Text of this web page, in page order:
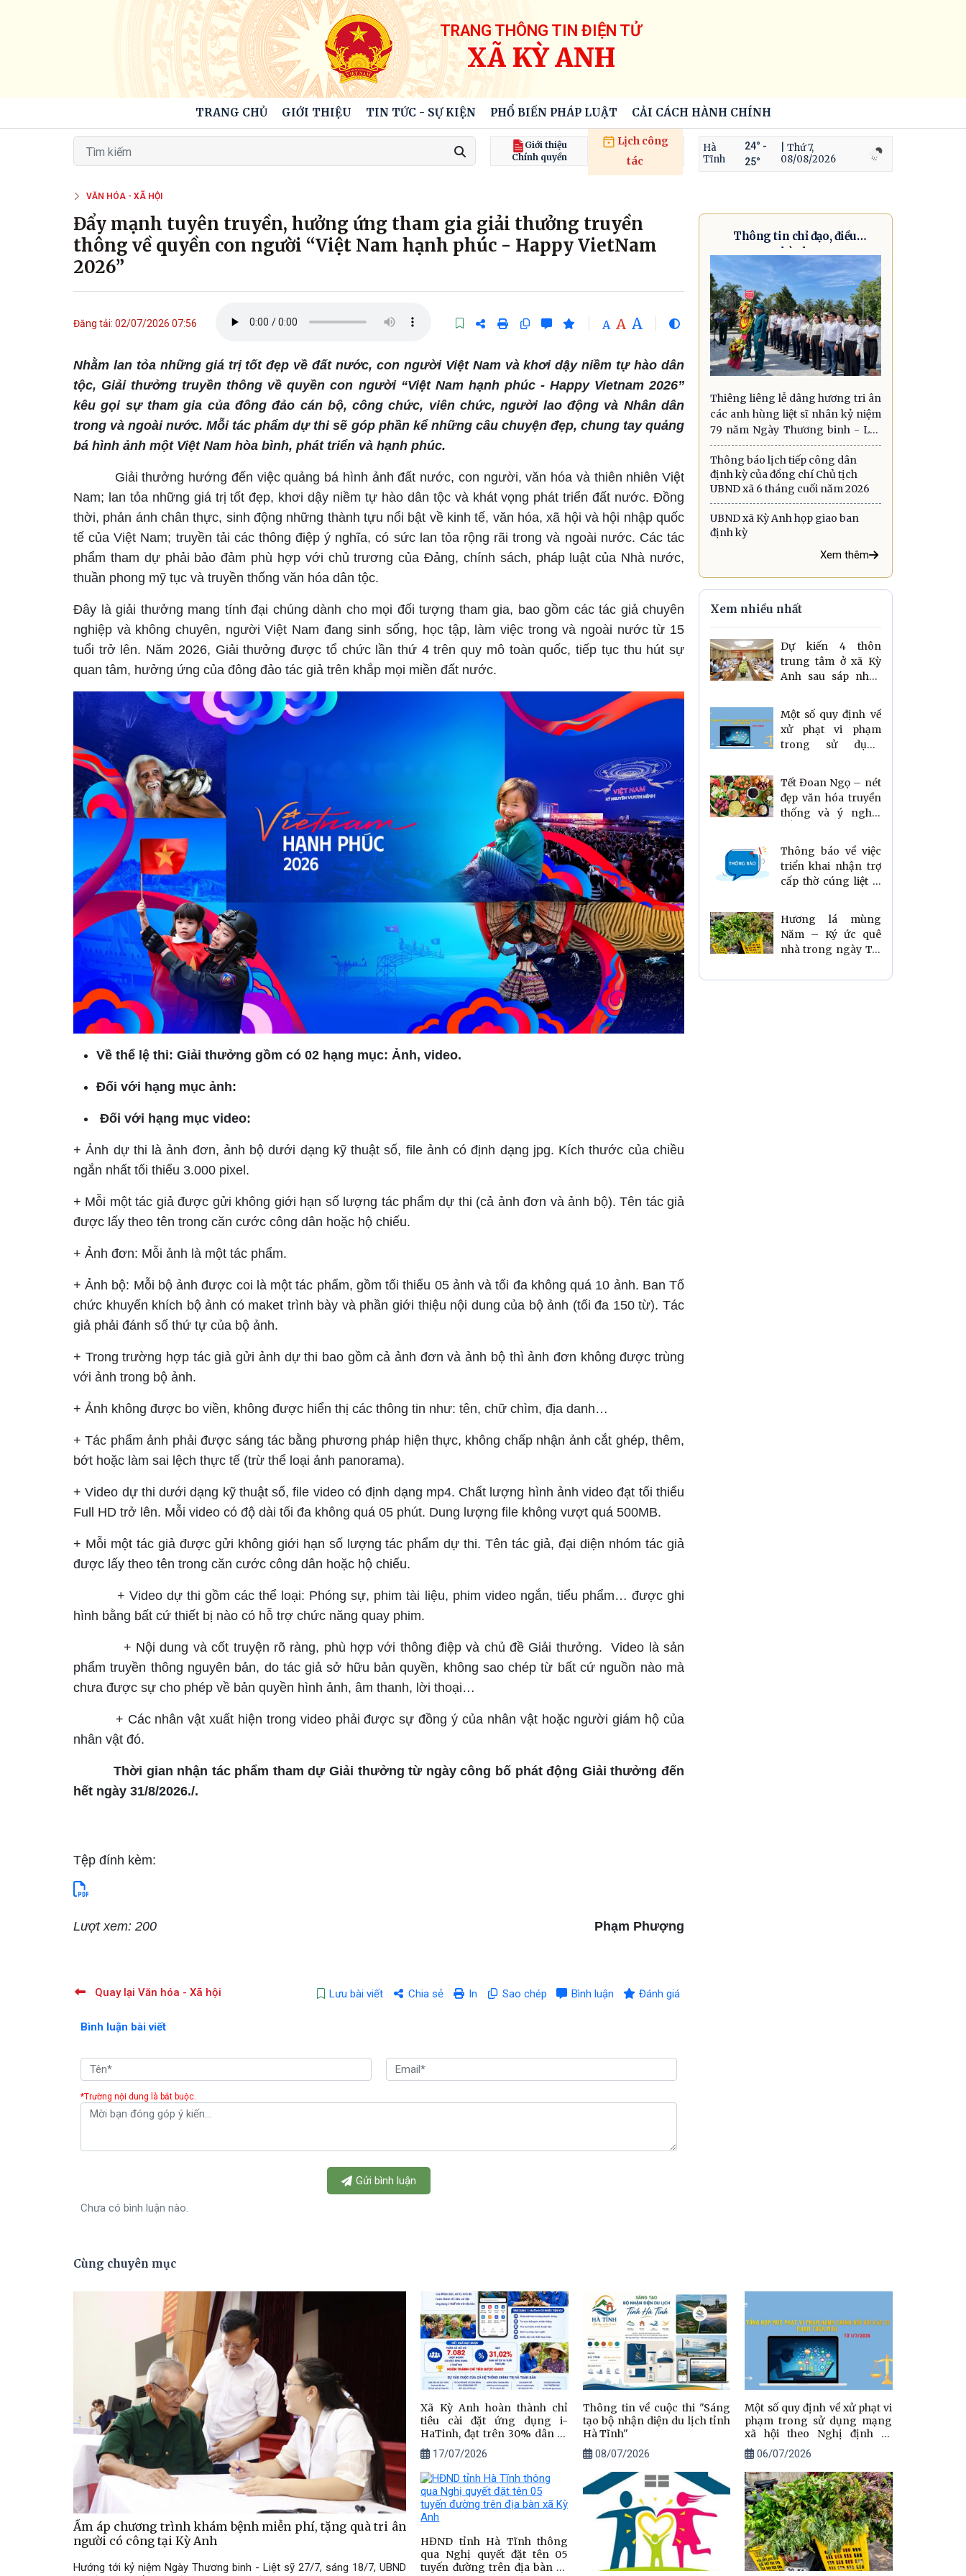
TRANG THÔNG TIN ĐIỆN TỬ
XÃ KỲ ANH
TRANG CHỦ GIỚI THIỆU TIN TỨC - SỰ KIỆN PHỔ BIẾN PHÁP LUẬT CẢI CÁCH HÀNH CHÍNH
Giới thiệu
Chính quyền
Lịch công
tác
Hà
Tĩnh
24° -
25°
| Thứ 7,
08/08/2026
VĂN HÓA - XÃ HỘI
Đẩy mạnh tuyên truyền, hưởng ứng tham gia giải thưởng truyền
thông về quyền con người “Việt Nam hạnh phúc - Happy VietNam
2026”
Đăng tải: 02/07/2026 07:56 A A A
Nhằm lan tỏa những giá trị tốt đẹp về đất nước, con người Việt Nam và khơi dậy niềm tự hào dân
tộc, Giải thưởng truyền thông về quyền con người “Việt Nam hạnh phúc - Happy Vietnam 2026”
kêu gọi sự tham gia của đông đảo cán bộ, công chức, viên chức, người lao động và Nhân dân
trong và ngoài nước. Mỗi tác phẩm dự thi sẽ góp phần kể những câu chuyện đẹp, chung tay quảng
bá hình ảnh một Việt Nam hòa bình, phát triển và hạnh phúc.
Giải thưởng hướng đến việc quảng bá hình ảnh đất nước, con người, văn hóa và thiên nhiên Việt
Nam; lan tỏa những giá trị tốt đẹp, khơi dậy niềm tự hào dân tộc và khát vọng phát triển đất nước. Đồng
thời, phản ánh chân thực, sinh động những thành tựu nổi bật về kinh tế, văn hóa, xã hội và hội nhập quốc
tế của Việt Nam; truyền tải các thông điệp ý nghĩa, có sức lan tỏa rộng rãi trong và ngoài nước. Các tác
phẩm tham dự phải bảo đảm phù hợp với chủ trương của Đảng, chính sách, pháp luật của Nhà nước,
thuần phong mỹ tục và truyền thống văn hóa dân tộc.
Đây là giải thưởng mang tính đại chúng dành cho mọi đối tượng tham gia, bao gồm các tác giả chuyên
nghiệp và không chuyên, người Việt Nam đang sinh sống, học tập, làm việc trong và ngoài nước từ 15
tuổi trở lên. Năm 2026, Giải thưởng được tổ chức lần thứ 4 trên quy mô toàn quốc, tiếp tục thu hút sự
quan tâm, hưởng ứng của đông đảo tác giả trên khắp mọi miền đất nước.
Về thể lệ thi: Giải thưởng gồm có 02 hạng mục: Ảnh, video.
Đối với hạng mục ảnh:
Đối với hạng mục video:
+ Ảnh dự thi là ảnh đơn, ảnh bộ dưới dạng kỹ thuật số, file ảnh có định dạng jpg. Kích thước của chiều
ngắn nhất tối thiểu 3.000 pixel.
+ Mỗi một tác giả được gửi không giới hạn số lượng tác phẩm dự thi (cả ảnh đơn và ảnh bộ). Tên tác giả
được lấy theo tên trong căn cước công dân hoặc hộ chiếu.
+ Ảnh đơn: Mỗi ảnh là một tác phẩm.
+ Ảnh bộ: Mỗi bộ ảnh được coi là một tác phẩm, gồm tối thiểu 05 ảnh và tối đa không quá 10 ảnh. Ban Tổ
chức khuyến khích bộ ảnh có maket trình bày và phần giới thiệu nội dung của bộ ảnh (tối đa 150 từ). Tác
giả phải đánh số thứ tự của bộ ảnh.
+ Trong trường hợp tác giả gửi ảnh dự thi bao gồm cả ảnh đơn và ảnh bộ thì ảnh đơn không được trùng
với ảnh trong bộ ảnh.
+ Ảnh không được bo viền, không được hiển thị các thông tin như: tên, chữ chìm, địa danh…
+ Tác phẩm ảnh phải được sáng tác bằng phương pháp hiện thực, không chấp nhận ảnh cắt ghép, thêm,
bớt hoặc làm sai lệch thực tế (trừ thể loại ảnh panorama).
+ Video dự thi dưới dạng kỹ thuật số, file video có định dạng mp4. Chất lượng hình ảnh video đạt tối thiểu
Full HD trở lên. Mỗi video có độ dài tối đa không quá 05 phút. Dung lượng file không vượt quá 500MB.
+ Mỗi một tác giả được gửi không giới hạn số lượng tác phẩm dự thi. Tên tác giả, đại diện nhóm tác giả
được lấy theo tên trong căn cước công dân hoặc hộ chiếu.
+ Video dự thi gồm các thể loại: Phóng sự, phim tài liệu, phim video ngắn, tiểu phẩm… được ghi
hình bằng bất cứ thiết bị nào có hỗ trợ chức năng quay phim.
+ Nội dung và cốt truyện rõ ràng, phù hợp với thông điệp và chủ đề Giải thưởng. Video là sản
phẩm truyền thông nguyên bản, do tác giả sở hữu bản quyền, không sao chép từ bất cứ nguồn nào mà
chưa được sự cho phép về bản quyền hình ảnh, âm thanh, lời thoại…
+ Các nhân vật xuất hiện trong video phải được sự đồng ý của nhân vật hoặc người giám hộ của
nhân vật đó.
Thời gian nhận tác phẩm tham dự Giải thưởng từ ngày công bố phát động Giải thưởng đến
hết ngày 31/8/2026./.
Tệp đính kèm:
Lượt xem: 200 Phạm Phượng
Quay lại Văn hóa - Xã hội Lưu bài viết Chia sẻ In Sao chép Bình luận Đánh giá
Bình luận bài viết
*Trường nội dung là bắt buộc.
Gửi bình luận
Chưa có bình luận nào.
Thông tin chỉ đạo, điều
hành
Thiêng liêng lễ dâng hương tri ân
các anh hùng liệt sĩ nhân kỷ niệm
79 năm Ngày Thương binh - Liệt
sĩ
Thông báo lịch tiếp công dân
định kỳ của đồng chí Chủ tịch
UBND xã 6 tháng cuối năm 2026
UBND xã Kỳ Anh họp giao ban
định kỳ
Xem thêm
Xem nhiều nhất
Dự kiến 4 thôn
trung tâm ở xã Kỳ
Anh sau sáp nhập
Một số quy định về
xử phạt vi phạm
trong sử dụng
Nghị định số
174/2026/NĐ-CP
Tết Đoan Ngọ – nét
đẹp văn hóa truyền
thống và ý nghĩa
người Việt
Thông báo về việc
triển khai nhận trợ
cấp thờ cúng liệt sĩ
Hương lá mùng
Năm – Ký ức quê
nhà trong ngày Tết
Cùng chuyên mục
Ấm áp chương trình khám bệnh miễn phí, tặng quà tri ân
người có công tại Kỳ Anh
Hướng tới kỷ niệm Ngày Thương binh - Liệt sỹ 27/7, sáng 18/7, UBND
Xã Kỳ Anh hoàn thành chỉ
tiêu cài đặt ứng dụng i-
HaTinh, đạt trên 30% dân số
từ 18 tuổi trở lên
17/07/2026
Thông tin về cuộc thi "Sáng
tạo bộ nhận diện du lịch tỉnh
Hà Tĩnh"
08/07/2026
Một số quy định về xử phạt vi
phạm trong sử dụng mạng
xã hội theo Nghị định số
174/2026/NĐ-CP
06/07/2026
HĐND tỉnh Hà Tĩnh thông
qua Nghị quyết đặt tên 05
tuyến đường trên địa bàn xã